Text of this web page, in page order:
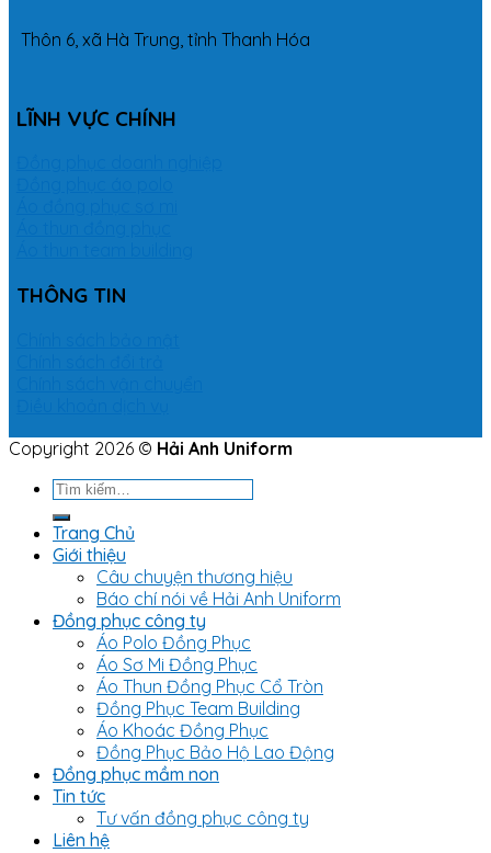
Thôn 6, xã Hà Trung, tỉnh Thanh Hóa
LĨNH VỰC CHÍNH
THÔNG TIN
Copyright 2026 © Hải Anh Uniform
Tìm
kiếm:
Trang Chủ
Giới thiệu
Câu chuyện thương hiệu
Báo chí nói về Hải Anh Uniform
Đồng phục công ty
Áo Polo Đồng Phục
Áo Sơ Mi Đồng Phục
Áo Thun Đồng Phục Cổ Tròn
Đồng Phục Team Building
Áo Khoác Đồng Phục
Đồng Phục Bảo Hộ Lao Động
Đồng phục mầm non
Tin tức
Tư vấn đồng phục công ty
Liên hệ